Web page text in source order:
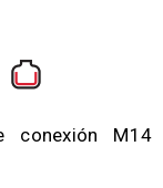
conexión M14